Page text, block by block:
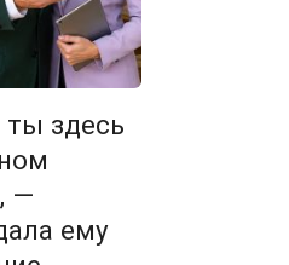
ты здесь
—
ему